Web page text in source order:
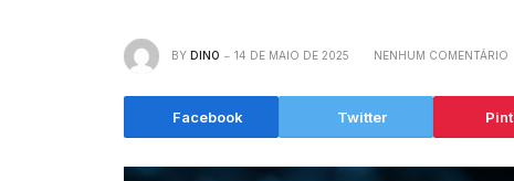
BY DINO 14 DE MAIO DE 2025 NENHUM COMENTÁRIO
Facebook Twitter